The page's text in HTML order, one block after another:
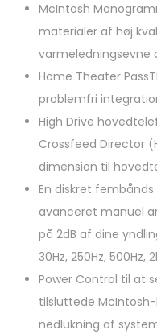
McIntosh
materialer af høj
varmeledningsevne
Home Theater
problemfri
High Drive
Crossfeed Director
dimension til
En diskret
avanceret manuel
på 2dB af dine
30Hz, 250Hz, 500Hz,
Power Control til at
tilsluttede
nedlukning af